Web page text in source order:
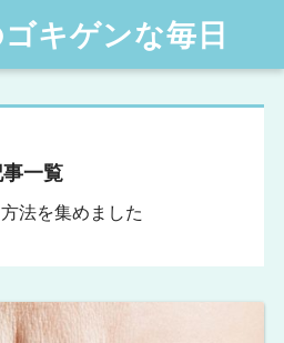
キゲンな毎日
事一覧
法を集めました